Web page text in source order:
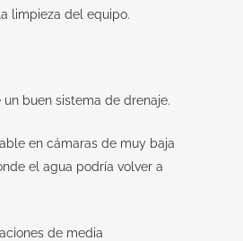
limpieza del equipo.
buen sistema de drenaje.
en cámaras de muy baja
el agua podría volver a
de media